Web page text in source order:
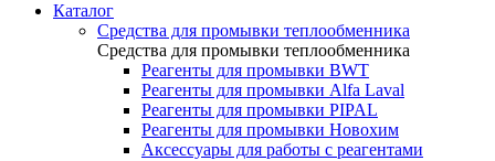
Каталог
Средства для промывки теплообменника
Средства для промывки теплообменника
Реагенты для промывки BWT
Реагенты для промывки Alfa Laval
Реагенты для промывки PIPAL
Реагенты для промывки Новохим
Аксессуары для работы с реагентами